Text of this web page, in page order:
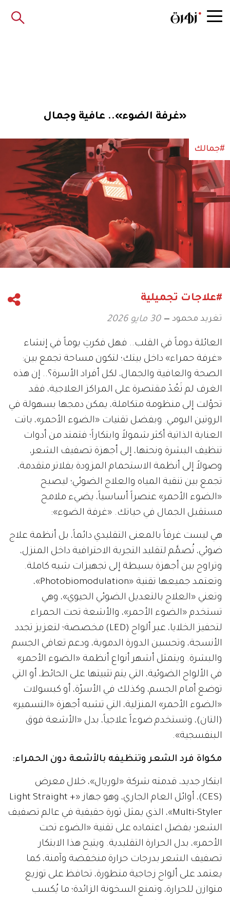
«غرفة الضوء».. عافية وجمال
#جمالك
#علاجات تجميلية
تغريد محمود 30 مايو 2026
العائلة دوماً في القلب.. فهل فكرتِ يوماً في إنشاء
«غرفة حمراء» داخل بيتك؛ لتكون مساحة تجمع بين:
الصحة والعافية والجمال، لكل أفراد الأسرة؟.. إن هذه
الغرف لم تَعُدْ مقتصرة على المراكز العلاجية، فقد
تحوّلت إلى منظومة متكاملة، يمكن دمجها بسهولة في
الروتين اليومي. وبفضل تقنيات «الضوء الأحمر»، باتت
العناية الذاتية أكثر شمولاً وابتكاراً؛ فتمتد من أدوات
تنظيف البشرة ونحتها، إلى أجهزة تصفيف الشعر،
وصولاً إلى أنظمة الاستحمام المزودة بفلاتر متقدمة،
تجمع بين تنقية المياه والعلاج الضوئي؛ ليصبح
«الضوء الأحمر» عنصراً أساسياً، يضيء ملامح
مستقبل الجمال في حياتك. «غرفة الضوء»:
هي ليست غرفاً بالمعنى التقليدي دائماً، بل أنظمة علاج
ضوئي، تُصمَّم لتقليد التجربة الاحترافية داخل المنزل،
وتراوح بين أجهزة بسيطة إلى تجهيزات شبه كاملة.
وتعتمد جميعها تقنية «Photobiomodulation»،
وتعني «العلاج بالتعديل الضوئي الحيوي»، وهي
تستخدم «الضوء الأحمر»، والأشعة تحت الحمراء
لتحفيز الخلايا، عبر ألواح (LED) مخصصة؛ لتعزيز تجدد
الأنسجة، وتحسين الدورة الدموية، ودعم تعافي الجسم
والبشرة. ويتمثل أشهر أنواع أنظمة «الضوء الأحمر»
في الألواح الضوئية، التي يتم تثبيتها على الحائط، أو التي
توضع أمام الجسم، وكذلك في الأسرّة، أو كبسولات
«الضوء الأحمر» المنزلية، التي تشبه أجهزة «التسمير»
(التان)، وتستخدم ضوءاً علاجياً، بدل «الأشعة فوق
البنفسجية».
مكواة فرد الشعر وتنظيفه بالأشعة دون الحمراء:
ابتكار جديد، قدمته شركة «لوريال»، خلال معرض
(CES)، أوائل العام الجاري، وهو جهاز «Light Straight +
Multi-Styler»، الذي يمثل ثورة حقيقية في عالم تصفيف
الشعر؛ بفضل اعتماده على تقنية «الضوء تحت
الأحمر»، بدل الحرارة التقليدية. ويتيح هذا الابتكار
تصفيف الشعر بدرجات حرارة منخفضة وآمنة، كما
يعتمد على ألواح زجاجية متطورة، تحافظ على توزيع
متوازن للحرارة، وتمنع السخونة الزائدة؛ ما يُكسب